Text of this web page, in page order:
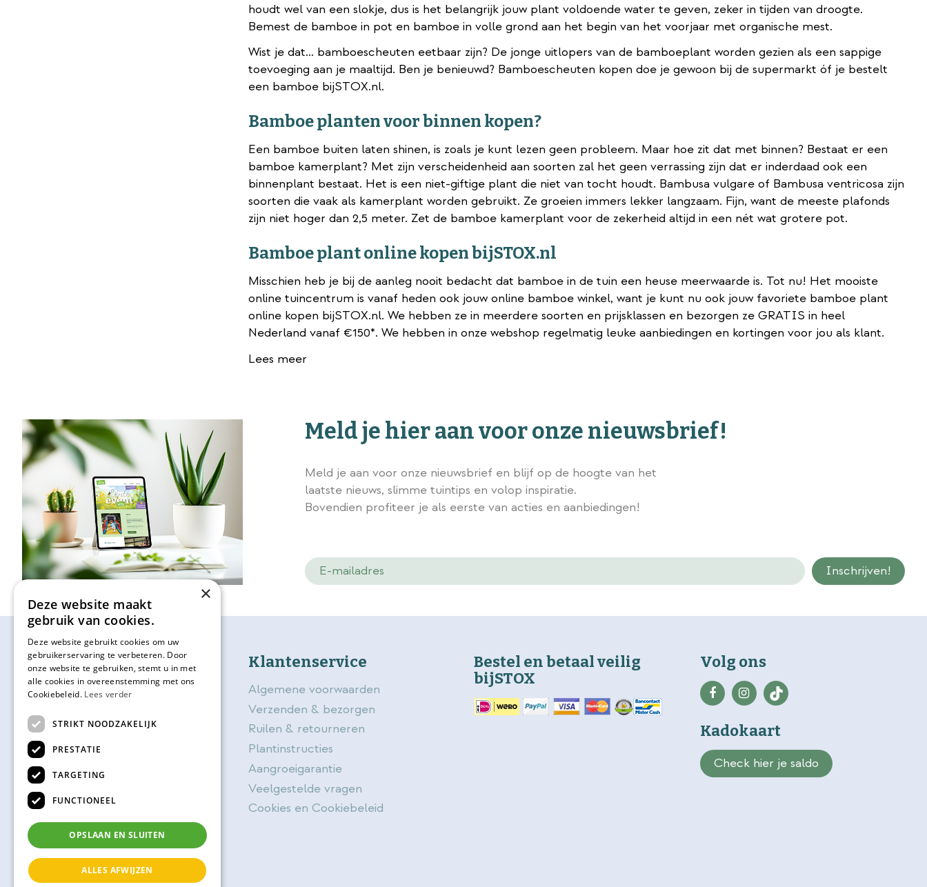
houdt wel van een slokje, dus is het belangrijk jouw plant voldoende water te geven, zeker in tijden van droogte.
Bemest de bamboe in pot en bamboe in volle grond aan het begin van het voorjaar met organische mest.
Wist je dat… bamboescheuten eetbaar zijn? De jonge uitlopers van de bamboeplant worden gezien als een sappige
toevoeging aan je maaltijd. Ben je benieuwd? Bamboescheuten kopen doe je gewoon bij de supermarkt óf je bestelt
een bamboe bijSTOX.nl.
Bamboe planten voor binnen kopen?
Een bamboe buiten laten shinen, is zoals je kunt lezen geen probleem. Maar hoe zit dat met binnen? Bestaat er een
bamboe kamerplant? Met zijn verscheidenheid aan soorten zal het geen verrassing zijn dat er inderdaad ook een
binnenplant bestaat. Het is een niet-giftige plant die niet van tocht houdt. Bambusa vulgare of Bambusa ventricosa zijn
soorten die vaak als kamerplant worden gebruikt. Ze groeien immers lekker langzaam. Fijn, want de meeste plafonds
zijn niet hoger dan 2,5 meter. Zet de bamboe kamerplant voor de zekerheid altijd in een nét wat grotere pot.
Bamboe plant online kopen bijSTOX.nl
Misschien heb je bij de aanleg nooit bedacht dat bamboe in de tuin een heuse meerwaarde is. Tot nu! Het mooiste
online tuincentrum is vanaf heden ook jouw online bamboe winkel, want je kunt nu ook jouw favoriete bamboe plant
online kopen bijSTOX.nl. We hebben ze in meerdere soorten en prijsklassen en bezorgen ze GRATIS in heel
Nederland vanaf €150*. We hebben in onze webshop regelmatig leuke aanbiedingen en kortingen voor jou als klant.
Lees meer
Meld je hier aan voor onze nieuwsbrief!
Meld je aan voor onze nieuwsbrief en blijf op de hoogte van het
laatste nieuws, slimme tuintips en volop inspiratie.
Bovendien profiteer je als eerste van acties en aanbiedingen!
bijSTOX
Over bijSTOX
Contact
Openingstijden
Vacatures
BijSTOX kadokaart
Planttips
Magazine
Activiteiten
Klantenservice
Algemene voorwaarden
Verzenden & bezorgen
Ruilen & retourneren
Plantinstructies
Aangroeigarantie
Veelgestelde vragen
Cookies en Cookiebeleid
Bestel en betaal veilig
bijSTOX
Volg ons
Kadokaart
Check hier je saldo
×
Deze website maakt
gebruik van cookies.
Deze website gebruikt cookies om uw
gebruikerservaring te verbeteren. Door
onze website te gebruiken, stemt u in met
alle cookies in overeenstemming met ons
Cookiebeleid. Lees verder
STRIKT NOODZAKELIJK
PRESTATIE
TARGETING
FUNCTIONEEL
OPSLAAN EN SLUITEN
ALLES AFWIJZEN